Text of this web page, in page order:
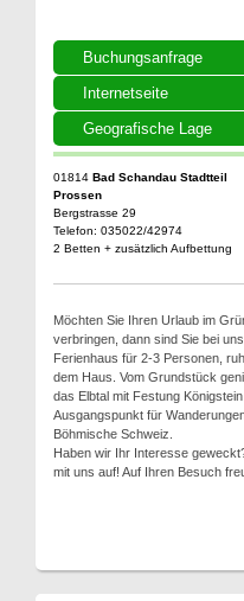
Buchungsanfrage
Internetseite
Geografische Lage
01814 Bad Schandau Stadtteil
Prossen
Bergstrasse 29
Telefon: 035022/42974
2 Betten + zusätzlich Aufbettung
Möchten Sie Ihren Urlaub im
verbringen, dann sind Sie bei
Ferienhaus für 2-3 Personen,
dem Haus. Vom Grundstück
das Elbtal mit Festung
Ausgangspunkt für
Böhmische Schweiz.
Haben wir Ihr Interesse
mit uns auf! Auf Ihren Besuch